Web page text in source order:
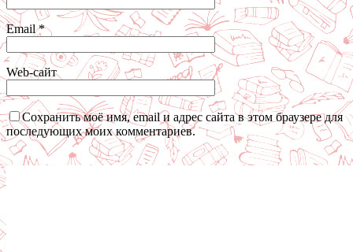
Email*
Web-сайт
Сохранить моё имя, email и адрес сайта в этом браузере для
последующих моих комментариев.